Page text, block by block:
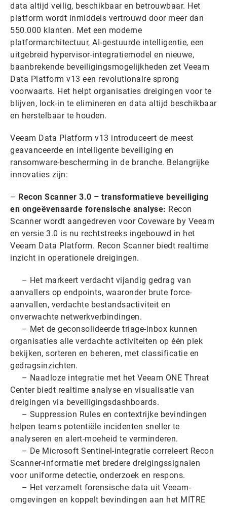
data altijd veilig, beschikbaar en betrouwbaar. Het
platform wordt inmiddels vertrouwd door meer dan
550.000 klanten. Met een moderne
platformarchitectuur, AI-gestuurde intelligentie, een
uitgebreid hypervisor-integratiemodel en nieuwe,
baanbrekende beveiligingsmogelijkheden zet Veeam
Data Platform v13 een revolutionaire sprong
voorwaarts. Het helpt organisaties dreigingen voor te
blijven, lock-in te elimineren en data altijd beschikbaar
en herstelbaar te houden.
Veeam Data Platform v13 introduceert de meest
geavanceerde en intelligente beveiliging en
ransomware-bescherming in de branche. Belangrijke
innovaties zijn:
– Recon Scanner 3.0 – transformatieve beveiliging
en ongeëvenaarde forensische analyse: Recon
Scanner wordt aangedreven voor Coveware by Veeam
en versie 3.0 is nu rechtstreeks ingebouwd in het
Veeam Data Platform. Recon Scanner biedt realtime
inzicht in operationele dreigingen.
– Het markeert verdacht vijandig gedrag van
aanvallers op endpoints, waaronder brute force-
aanvallen, verdachte bestandsactiviteit en
onverwachte netwerkverbindingen.
– Met de geconsolideerde triage-inbox kunnen
organisaties alle verdachte activiteiten op één plek
bekijken, sorteren en beheren, met classificatie en
gedragsinzichten.
– Naadloze integratie met het Veeam ONE Threat
Center biedt realtime analyse en visualisatie van
dreigingen via beveiligingsdashboards.
– Suppression Rules en contextrijke bevindingen
helpen teams potentiële incidenten sneller te
analyseren en alert-moeheid te verminderen.
– De Microsoft Sentinel-integratie correleert Recon
Scanner-informatie met bredere dreigingssignalen
voor uniforme detectie, onderzoek en respons.
– Het verzamelt forensische data uit Veeam-
omgevingen en koppelt bevindingen aan het MITRE